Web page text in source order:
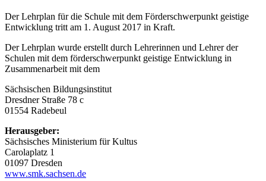
Der Lehrplan für die Schule mit dem Förderschwerpunkt geistige
Entwicklung tritt am 1. August 2017 in Kraft.
Der Lehrplan wurde erstellt durch Lehrerinnen und Lehrer der
Schulen mit dem förderschwerpunkt geistige Entwicklung in
Zusammenarbeit mit dem
Sächsischen Bildungsinstitut
Dresdner Straße 78 c
01554 Radebeul
Herausgeber:
Sächsisches Ministerium für Kultus
Carolaplatz 1
01097 Dresden
www.smk.sachsen.de